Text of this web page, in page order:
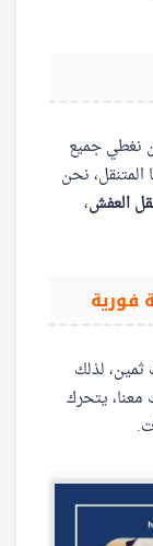
نغطي جميع
نحن
العفش،
فورية
لذلك
يتحرك